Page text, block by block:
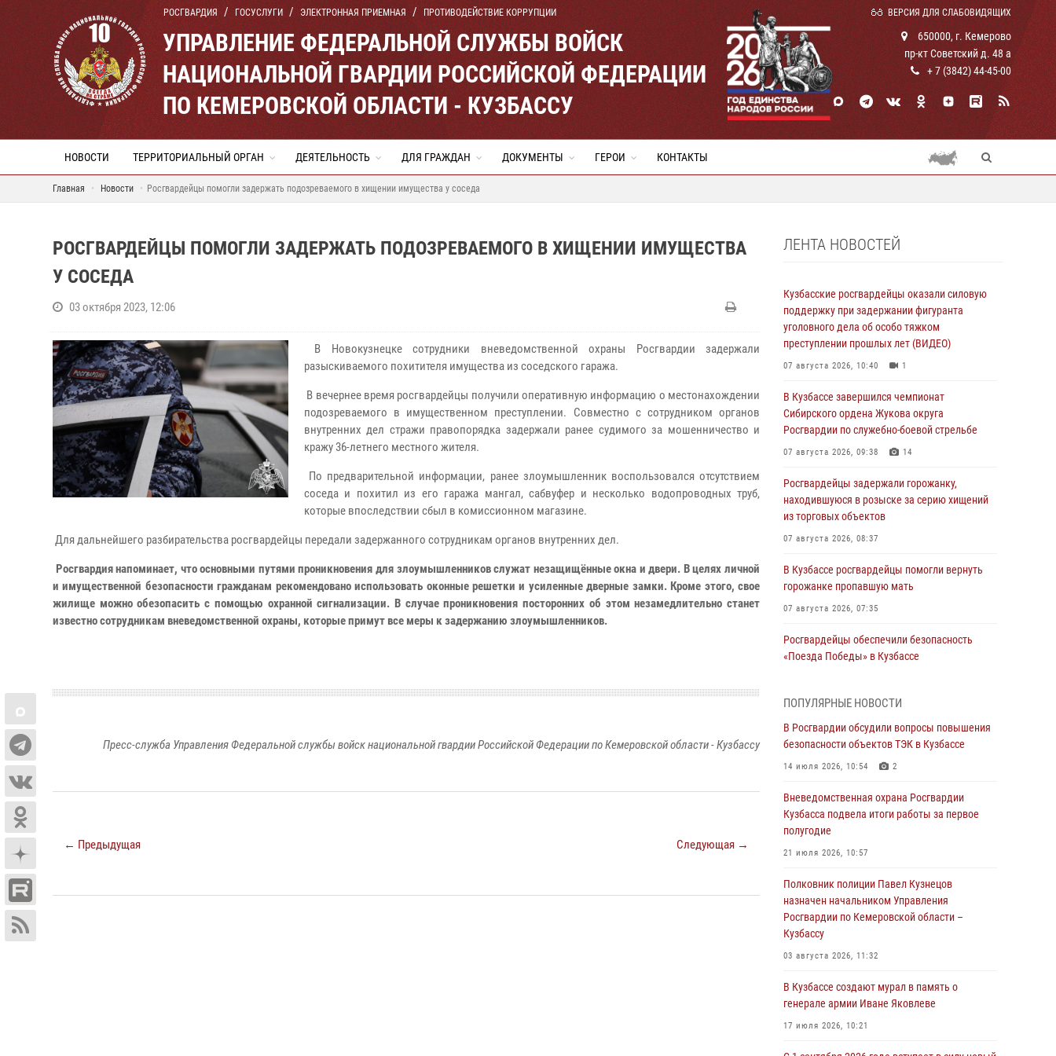
РОСГВАРДИЯ ГОСУСЛУГИ ЭЛЕКТРОННАЯ ПРИЕМНАЯ ПРОТИВОДЕЙСТВИЕ КОРРУПЦИИ ВЕРСИЯ ДЛЯ СЛАБОВИДЯЩИХ
УПРАВЛЕНИЕ ФЕДЕРАЛЬНОЙ СЛУЖБЫ ВОЙСК
НАЦИОНАЛЬНОЙ ГВАРДИИ РОССИЙСКОЙ ФЕДЕРАЦИИ
ПО КЕМЕРОВСКОЙ ОБЛАСТИ - КУЗБАССУ
650000, г. Кемерово
пр-кт Советский д. 48 а
+ 7 (3842) 44-45-00
НОВОСТИ ТЕРРИТОРИАЛЬНЫЙ ОРГАН ДЕЯТЕЛЬНОСТЬ ДЛЯ ГРАЖДАН ДОКУМЕНТЫ ГЕРОИ КОНТАКТЫ
Главная Новости Росгвардейцы помогли задержать подозреваемого в хищении имущества у соседа
РОСГВАРДЕЙЦЫ ПОМОГЛИ ЗАДЕРЖАТЬ ПОДОЗРЕВАЕМОГО В ХИЩЕНИИ ИМУЩЕСТВА
У СОСЕДА
03 октября 2023, 12:06
В Новокузнецке сотрудники вневедомственной охраны Росгвардии задержали
разыскиваемого похитителя имущества из соседского гаража.
В вечернее время росгвардейцы получили оперативную информацию о местонахождении
подозреваемого в имущественном преступлении. Совместно с сотрудником органов
внутренних дел стражи правопорядка задержали ранее судимого за мошенничество и
кражу 36-летнего местного жителя.
По предварительной информации, ранее злоумышленник воспользовался отсутствием
соседа и похитил из его гаража мангал, сабвуфер и несколько водопроводных труб,
которые впоследствии сбыл в комиссионном магазине.
Для дальнейшего разбирательства росгвардейцы передали задержанного сотрудникам органов внутренних дел.
Росгвардия напоминает, что основными путями проникновения для злоумышленников служат незащищённые окна и двери. В целях личной
и имущественной безопасности гражданам рекомендовано использовать оконные решетки и усиленные дверные замки. Кроме этого, свое
жилище можно обезопасить с помощью охранной сигнализации. В случае проникновения посторонних об этом незамедлительно станет
известно сотрудникам вневедомственной охраны, которые примут все меры к задержанию злоумышленников.
Пресс-служба Управления Федеральной службы войск национальной гвардии Российской Федерации по Кемеровской области - Кузбассу
← Предыдущая Следующая →
ЛЕНТА НОВОСТЕЙ
Кузбасские росгвардейцы оказали силовую
поддержку при задержании фигуранта
уголовного дела об особо тяжком
преступлении прошлых лет (ВИДЕО)
07 августа 2026, 10:40 1
В Кузбассе завершился чемпионат
Сибирского ордена Жукова округа
Росгвардии по служебно-боевой стрельбе
07 августа 2026, 09:38 14
Росгвардейцы задержали горожанку,
находившуюся в розыске за серию хищений
из торговых объектов
07 августа 2026, 08:37
В Кузбассе росгвардейцы помогли вернуть
горожанке пропавшую мать
07 августа 2026, 07:35
Росгвардейцы обеспечили безопасность
«Поезда Победы» в Кузбассе
Генерал-полковник Олег Плохой поздравил
специалистов организационно-штатных
подразделений Росгвардии с
профессиональным праздником
С 1 сентября 2026 года вступает в силу новый
федеральный закон о частной охранной
Росгвардейцы задержали предполагаемого
виновника причинения ножевого ранения
кемеровчанину
06 августа 2026, 09:18
Росгвардейцы задержали мужчину,
повредившего имущество горожанки
06 августа 2026, 08:17
ПОПУЛЯРНЫЕ НОВОСТИ
В Росгвардии обсудили вопросы повышения
безопасности объектов ТЭК в Кузбассе
14 июля 2026, 10:54 2
Вневедомственная охрана Росгвардии
Кузбасса подвела итоги работы за первое
полугодие
21 июля 2026, 10:57
Полковник полиции Павел Кузнецов
назначен начальником Управления
Росгвардии по Кемеровской области –
Кузбассу
03 августа 2026, 11:32
В Кузбассе создают мурал в память о
генерале армии Иване Яковлеве
17 июля 2026, 10:21